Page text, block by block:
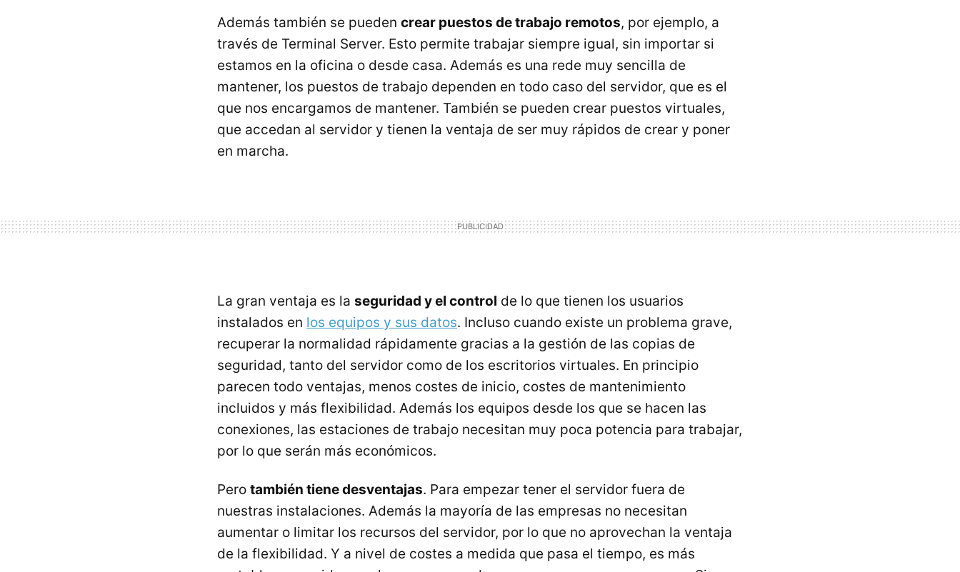
Además también se pueden crear puestos de trabajo remotos, por ejemplo, a
través de Terminal Server. Esto permite trabajar siempre igual, sin importar si
estamos en la oficina o desde casa. Además es una rede muy sencilla de
mantener, los puestos de trabajo dependen en todo caso del servidor, que es el
que nos encargamos de mantener. También se pueden crear puestos virtuales,
que accedan al servidor y tienen la ventaja de ser muy rápidos de crear y poner
en marcha.
La gran ventaja es la seguridad y el control de lo que tienen los usuarios
instalados en los equipos y sus datos. Incluso cuando existe un problema grave,
recuperar la normalidad rápidamente gracias a la gestión de las copias de
seguridad, tanto del servidor como de los escritorios virtuales. En principio
parecen todo ventajas, menos costes de inicio, costes de mantenimiento
incluidos y más flexibilidad. Además los equipos desde los que se hacen las
conexiones, las estaciones de trabajo necesitan muy poca potencia para trabajar,
por lo que serán más económicos.
Pero también tiene desventajas. Para empezar tener el servidor fuera de
nuestras instalaciones. Además la mayoría de las empresas no necesitan
aumentar o limitar los recursos del servidor, por lo que no aprovechan la ventaja
de la flexibilidad. Y a nivel de costes a medida que pasa el tiempo, es más